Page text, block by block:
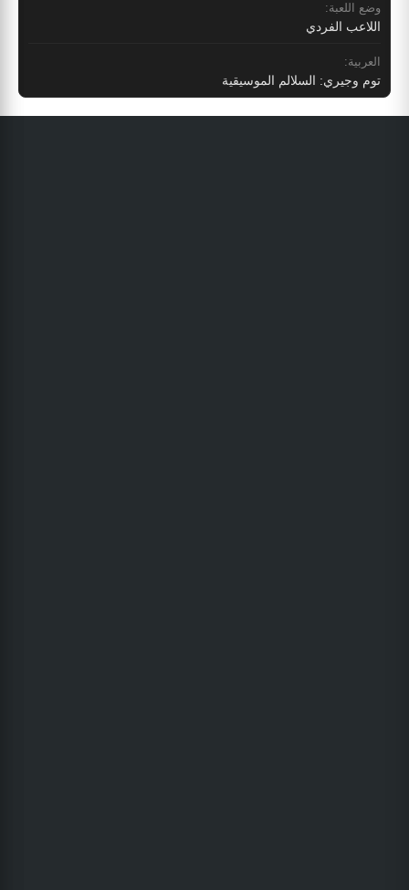
وضع اللعبة:
اللاعب الفردي
العربية:
توم وجيري: السلالم الموسيقية